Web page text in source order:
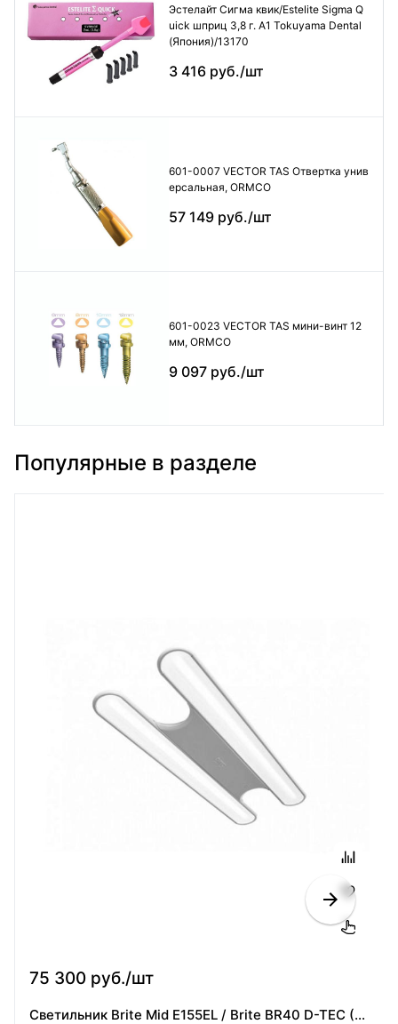
Эстелайт Сигма квик/Estelite Sigma Q
uick шприц 3,8 г. А1 Tokuyama Dental
(Япония)/13170
3 416 руб./шт
601-0007 VECTOR TAS Отвертка унив
ерсальная, ORMCO
57 149 руб./шт
601-0023 VECTOR TAS мини-винт 12
мм, ORMCO
9 097 руб./шт
Популярные в разделе
75 300 руб./шт
Светильник Brite Mid E155EL / Brite BR40 D-TEC (Швеция)